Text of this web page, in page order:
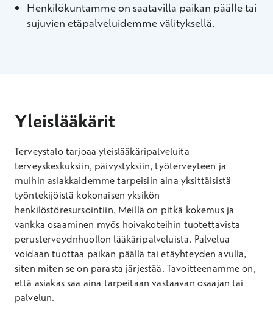
Henkilökuntamme on saatavilla paikan päälle tai
sujuvien etäpalveluidemme välityksellä.
Yleislääkärit
Terveystalo tarjoaa yleislääkäripalveluita
terveyskeskuksiin, päivystyksiin, työterveyteen ja
muihin asiakkaidemme tarpeisiin aina yksittäisistä
työntekijöistä kokonaisen yksikön
henkilöstöresursointiin. Meillä on pitkä kokemus ja
vankka osaaminen myös hoivakoteihin tuotettavista
perusterveydnhuollon lääkäripalveluista. Palvelua
voidaan tuottaa paikan päällä tai etäyhteyden avulla,
siten miten se on parasta järjestää. Tavoitteenamme on,
että asiakas saa aina tarpeitaan vastaavan osaajan tai
palvelun.